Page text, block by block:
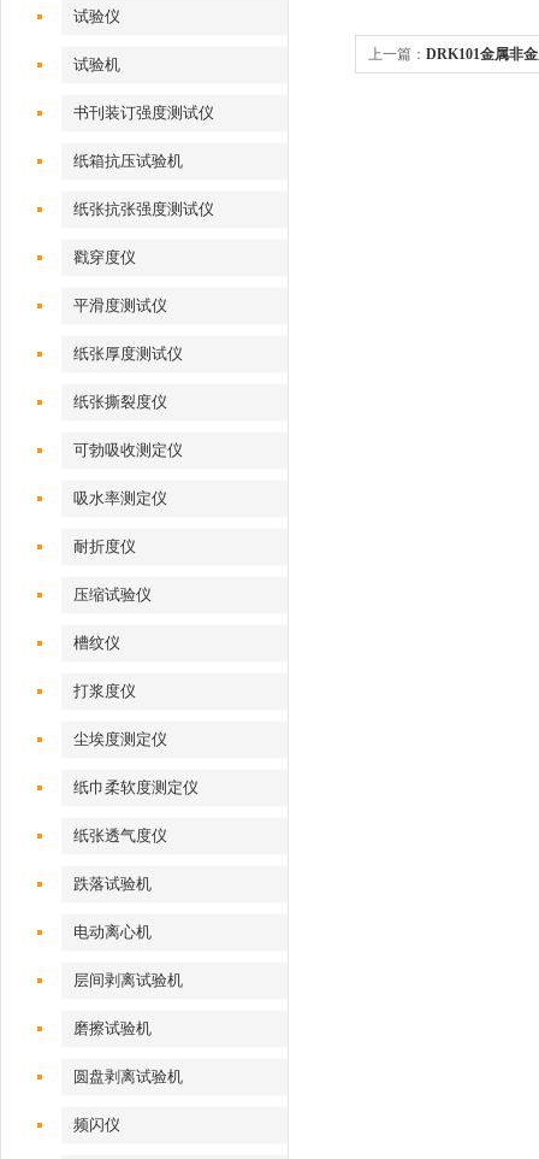
试验仪
试验机
书刊装订强度测试仪
纸箱抗压试验机
纸张抗张强度测试仪
戳穿度仪
平滑度测试仪
纸张厚度测试仪
纸张撕裂度仪
可勃吸收测定仪
吸水率测定仪
耐折度仪
压缩试验仪
槽纹仪
打浆度仪
尘埃度测定仪
纸巾柔软度测定仪
纸张透气度仪
跌落试验机
电动离心机
层间剥离试验机
磨擦试验机
圆盘剥离试验机
频闪仪
上一篇： DRK101金属非